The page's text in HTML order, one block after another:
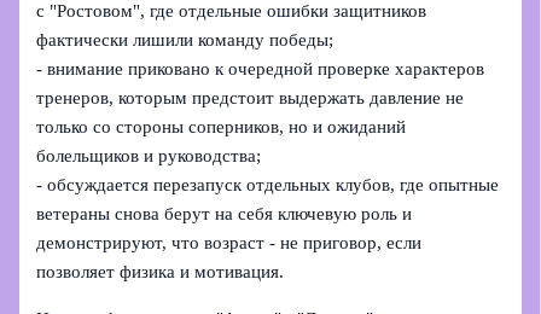
с "Ростовом", где отдельные ошибки защитников
фактически лишили команду победы;
- внимание приковано к очередной проверке характеров
тренеров, которым предстоит выдержать давление не
только со стороны соперников, но и ожиданий
болельщиков и руководства;
- обсуждается перезапуск отдельных клубов, где опытные
ветераны снова берут на себя ключевую роль и
демонстрируют, что возраст - не приговор, если
позволяет физика и мотивация.